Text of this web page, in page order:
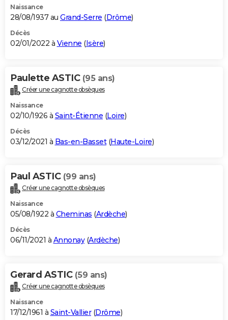
Naissance
28/08/1937 au Grand-Serre (Drôme)
Décès
02/01/2022 à Vienne (Isère)
Paulette ASTIC (95 ans)
Créer une cagnotte obsèques
Naissance
02/10/1926 à Saint-Étienne (Loire)
Décès
03/12/2021 à Bas-en-Basset(Haute-Loire)
Paul ASTIC (99 ans)
Créer une cagnotte obsèques
Naissance
05/08/1922 à Cheminas (Ardèche)
Décès
06/11/2021 à Annonay(Ardèche)
Gerard ASTIC (59 ans)
Créer une cagnotte obsèques
Naissance
17/12/1961 à Saint-Vallier(Drôme)